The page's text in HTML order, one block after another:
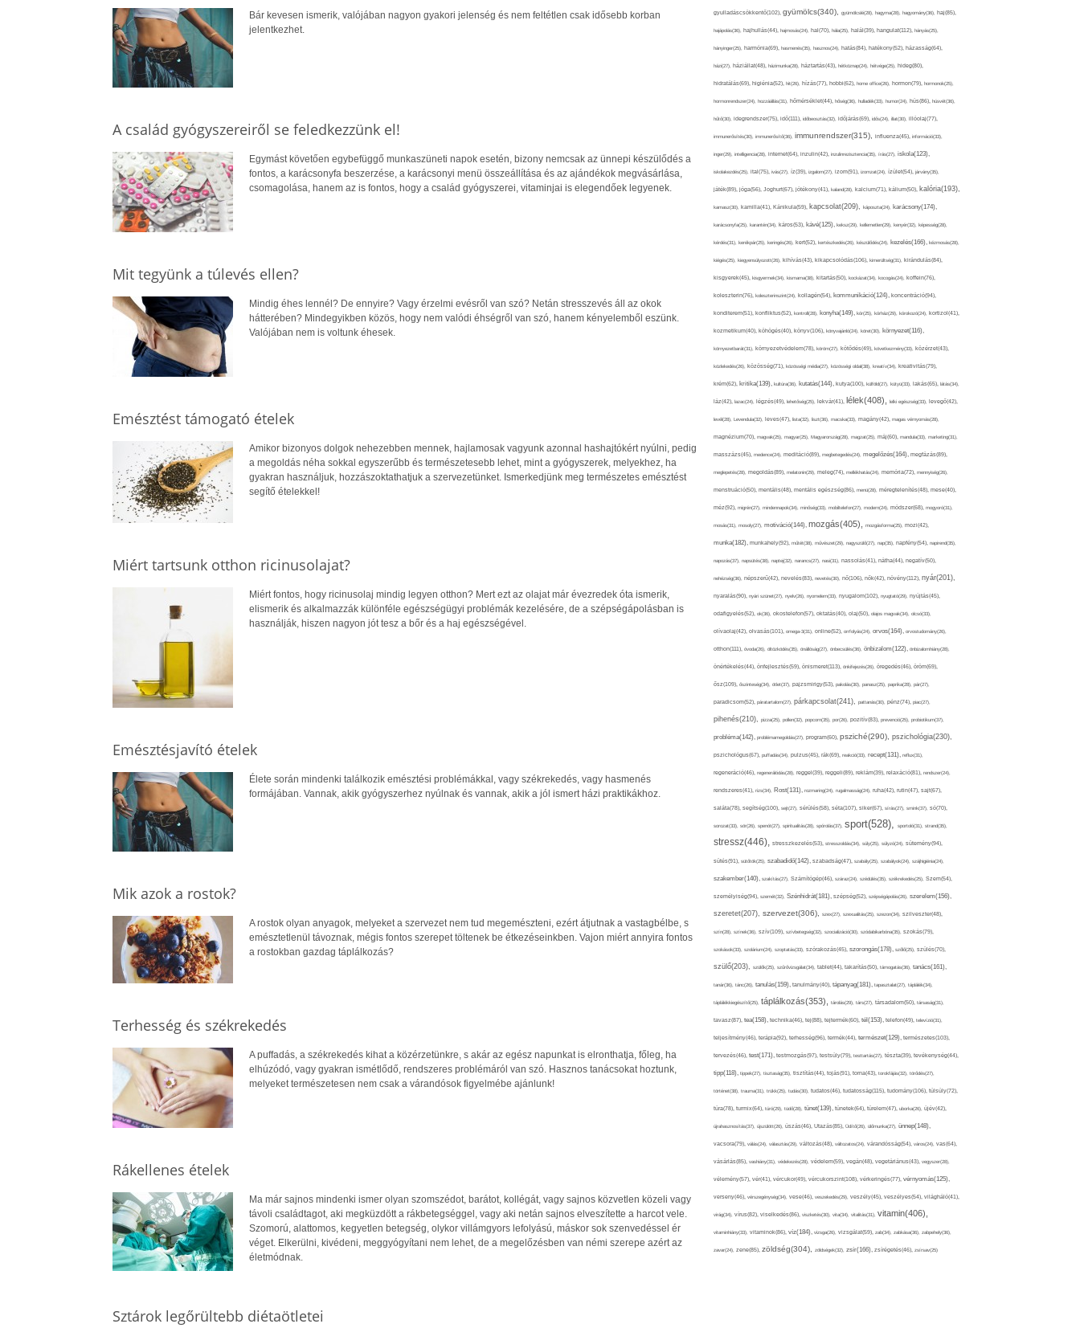
Bár kevesen ismerik, valójában nagyon gyakori jelenség és nem feltétlen csak idősebb korban
jelentkezhet.
A család gyógyszereiről se feledkezzünk el!
Egymást követően egybefüggő munkaszüneti napok esetén, bizony nemcsak az ünnepi készülődés a
fontos, a karácsonyfa beszerzése, a karácsonyi menü összeállítása és az ajándékok megvásárlása,
csomagolása, hanem az is fontos, hogy a család gyógyszerei, vitaminjai is elegendőek legyenek.
Mit tegyünk a túlevés ellen?
Mindig éhes lennél? De ennyire? Vagy érzelmi evésről van szó? Netán stresszevés áll az okok
hátterében? Mindegyikben közös, hogy nem valódi éhségről van szó, hanem kényelemből eszünk.
Valójában nem is voltunk éhesek.
Emésztést támogató ételek
Amikor bizonyos dolgok nehezebben mennek, hajlamosak vagyunk azonnal hashajtókért nyúlni, pedig
a megoldás néha sokkal egyszerűbb és természetesebb lehet, mint a gyógyszerek, melyekhez, ha
gyakran használjuk, hozzászoktathatjuk a szervezetünket. Ismerkedjünk meg természetes emésztést
segítő ételekkel!
Miért tartsunk otthon ricinusolajat?
Miért fontos, hogy ricinusolaj mindig legyen otthon? Mert ezt az olajat már évezredek óta ismerik,
elismerik és alkalmazzák különféle egészségügyi problémák kezelésére, de a szépségápolásban is
használják, hiszen nagyon jót tesz a bőr és a haj egészségével.
Emésztésjavító ételek
Élete során mindenki találkozik emésztési problémákkal, vagy székrekedés, vagy hasmenés
formájában. Vannak, akik gyógyszerhez nyúlnak és vannak, akik a jól ismert házi praktikákhoz.
Mik azok a rostok?
A rostok olyan anyagok, melyeket a szervezet nem tud megemészteni, ezért átjutnak a vastagbélbe, s
emésztetlenül távoznak, mégis fontos szerepet töltenek be étkezéseinkben. Vajon miért annyira fontos
a rostokban gazdag táplálkozás?
Terhesség és székrekedés
A puffadás, a székrekedés kihat a közérzetünkre, s akár az egész napunkat is elronthatja, főleg, ha
elhúzódó, vagy gyakran ismétlődő, rendszeres problémáról van szó. Hasznos tanácsokat hoztunk,
melyeket természetesen nem csak a várandósok figyelmébe ajánlunk!
Rákellenes ételek
Ma már sajnos mindenki ismer olyan szomszédot, barátot, kollégát, vagy sajnos közvetlen közeli vagy
távoli családtagot, aki megküzdött a rákbetegséggel, vagy aki netán sajnos elveszítette a harcot vele.
Szomorú, alattomos, kegyetlen betegség, olykor villámgyors lefolyású, máskor sok szenvedéssel ér
véget. Elkerülni, kivédeni, meggyógyítani nem lehet, de a megelőzésben van némi szerepe azért az
életmódnak.
Sztárok legőrültebb diétaötletei
gyulladáscsökkentő(102), gyümölcs(340), gyümölcslé(28), hagyma(28), hagyomány(36), haj(85),
hajápolás(36), hajhullás(44), hajmosás(24), hal(70), hála(25), halál(39), hangulat(112), hányás(25),
hányinger(25), harmónia(69), hasmenés(35), hasznos(24), hatás(84), hatékony(52), házasság(64),
házi(27), háziállat(48), házimunka(28), háztartás(43), hétköznap(24), hétvége(25), hideg(80),
hidratálás(69), higiénia(52), hit(26), hízás(77), hobbi(62), home office(26), hormon(79), hormonok(25),
hormonrendszer(24), hozzáállás(31), hőmérséklet(44), hőség(36), hulladék(33), humor(24), hús(86), húsvét(36),
hűtő(30), idegrendszer(75), idő(111), időbeosztás(32), időjárás(69), idős(24), illat(30), illóolaj(77),
immunerősítés(30), immunerősítő(36), immunrendszer(315), influenza(45), információ(33),
inger(29), intelligencia(28), internet(64), inzulin(42), inzulinrezisztencia(35), írás(27), iskola(123),
iskolakezdés(25), ital(75), ivás(27), íz(39), izgalom(27), izom(91), izomzat(24), ízület(54), járvány(35),
játék(89), jóga(56), Joghurt(67), jótékony(41), kaland(28), kalcium(71), kálium(50), kalória(193),
kamasz(30), kamilla(41), Kánikula(59), kapcsolat(209), káposzta(24), karácsony(174),
karácsonyfa(25), karantén(34), káros(53), kávé(125), keksz(29), kellemetlen(29), kenyér(32), képesség(28),
kérdés(31), kerékpár(25), keringés(26), kert(52), kertészkedés(26), készülődés(24), kezelés(166), kézmosás(28),
kiégés(25), kiegyensúlyozott(26), kihívás(43), kikapcsolódás(106), kimerültség(31), kirándulás(84),
kisgyerek(45), kisgyermek(34), kismama(38), kitartás(50), kockázat(34), kocogás(24), koffein(76),
koleszterin(76), koleszterinszint(24), kollagén(54), kommunikáció(124), koncentráció(94),
konditerem(51), konfliktus(52), kontroll(28), konyha(149), kór(25), kórház(29), kórokozó(24), kortizol(41),
kozmetikum(40), köhögés(40), könyv(106), könyvajánló(24), köret(30), környezet(116),
környezetbarát(31), környezetvédelem(78), köröm(27), kötődés(49), következmény(33), közérzet(43),
közlekedés(26), közösség(71), közösségi média(27), közösségi oldal(38), kreatív(34), kreativitás(79),
krém(62), kritika(139), kultúra(36), kutatás(144), kutya(100), külföld(27), kütyü(33), lakás(65), látás(34),
láz(42), lazac(24), légzés(49), lehetőség(25), lekvár(41), lélek(408), lelki egészség(33), levegő(42),
levél(28), Levendula(32), leves(47), lista(32), liszt(36), macska(33), magány(42), magas vérnyomás(28),
magnézium(70), magvak(25), magyar(25), Magyarország(28), magzat(25), máj(60), mandula(33), marketing(31),
masszázs(45), medence(24), meditáció(89), megbetegedés(24), megelőzés(164), megfázás(89),
meglepetés(28), megoldás(89), melatonin(29), meleg(74), mellékhatás(24), memória(72), mennyiség(26),
menstruáció(50), mentális(48), mentális egészség(86), menü(28), méregtelenítés(48), mese(40),
méz(92), migrén(27), mindennapok(34), minőség(33), mobiltelefon(27), modern(24), módszer(68), mogyoró(31),
mosás(31), mosoly(27), motiváció(144), mozgás(405), mozgásforma(25), mozi(42),
munka(182), munkahely(92), műtét(38), művészet(29), nagyszülő(27), nap(35), napfény(54), napirend(35),
napozás(37), napsütés(38), naptej(32), narancs(27), nasi(31), nassolás(41), nátha(44), negatív(50),
nehézség(36), népszerű(42), nevelés(83), nevetés(30), nő(106), nők(42), növény(112), nyár(201),
nyaralás(90), nyári szünet(27), nyelv(26), nyomelem(33), nyugalom(102), nyugtató(29), nyújtás(45),
odafigyelés(52), ok(36), okostelefon(57), oktatás(40), olaj(50), olajos magvak(34), olcsó(33),
olívaolaj(42), olvasás(101), omega-3(31), online(52), orrfolyás(24), orvos(164), orvostudomány(26),
otthon(111), óvoda(26), öltözködés(35), önállóság(27), önbecsülés(36), önbizalom(122), önbizalomhiány(28),
önértékelés(44), önfejlesztés(59), önismeret(113), önkifejezés(26), öregedés(46), öröm(69),
ősz(109), őszinteség(34), ötlet(37), pajzsmirigy(53), pakolás(30), panasz(25), paprika(28), pár(27),
paradicsom(52), páratartalom(27), párkapcsolat(241), pattanás(30), pénz(74), piac(27),
pihenés(210), pizza(25), pollen(32), popcorn(35), por(26), pozitív(83), prevenció(25), probiotikum(37),
probléma(142), problémamegoldás(27), program(60), psziché(290), pszichológia(230),
pszichológus(67), puffadás(34), pulzus(45), rák(69), reakció(33), recept(131), reflux(31),
regeneráció(46), regenerálódás(28), reggel(39), reggeli(89), reklám(39), relaxáció(81), rendszer(24),
rendszeres(41), rizs(34), Rost(131), rozmaring(24), rugalmasság(24), ruha(42), rutin(47), sajt(67),
saláta(78), segítség(100), sejt(27), sérülés(58), séta(107), siker(67), sírás(27), smink(37), só(70),
sorozat(33), sör(26), spenót(27), spiritualitás(28), spórolás(37), sport(528), sportoló(31), strand(35),
stressz(446), stresszkezelés(53), stresszoldás(34), súly(25), súlyzó(24), sütemény(94),
sütés(91), sütőtök(25), szabadidő(142), szabadság(47), szabály(25), szabályok(24), szájhigiénia(24),
szakember(140), szakítás(27), Számítógép(46), száraz(24), szédülés(35), székrekedés(25), Szem(54),
személyiség(94), szemét(32), Szénhidrát(181), szépség(52), szépségápolás(26), szerelem(156),
szeretet(207), szervezet(306), szex(27), szexualitás(25), szezon(34), szilveszter(48),
szín(28), színek(36), szív(109), szívbetegség(32), szocializáció(30), szódabikarbóna(35), szokás(79),
szokások(33), szolárium(24), szoptatás(33), szórakozás(45), szorongás(178), szőlő(25), szülés(70),
szülő(203), szülők(25), szűrővizsgálat(34), tablet(44), takarítás(50), támogatás(36), tanács(161),
tanár(36), tánc(26), tanulás(159), tanulmány(40), tápanyag(181), tapasztalat(27), táplálék(34),
táplálékkiegészítő(25), táplálkozás(353), tárolás(29), társ(27), társadalom(50), társaság(31),
tavasz(87), tea(158), technika(46), tej(88), tejtermék(60), tél(153), telefon(49), televízió(31),
teljesítmény(46), terápia(92), terhesség(96), termék(44), természet(129), természetes(103),
tervezés(46), test(171), testmozgás(97), testsúly(79), testtartás(27), tészta(39), tevékenység(44),
tipp(118), tippek(27), tisztaság(35), tisztítás(44), tojás(91), torna(43), torokfájás(32), törődés(27),
történet(38), trauma(31), trükk(25), tudás(30), tudatos(46), tudatosság(115), tudomány(106), túlsúly(72),
túra(78), turmix(64), túró(29), tüdő(28), tünet(139), tünetek(64), türelem(47), uborka(26), újév(42),
újrahasznosítás(37), újszülött(26), úszás(46), Utazás(85), Üdítő(26), ülőmunka(27), ünnep(148),
vacsora(79), válás(24), választás(29), változás(48), változatos(24), várandósság(54), város(24), vas(64),
vásárlás(85), vashiány(31), védekezés(28), védelem(59), vegán(48), vegetáriánus(43), vegyszer(28),
vélemény(57), vér(41), vércukor(49), vércukorszint(108), vérkeringés(77), vérnyomás(125),
verseny(46), vérszegénység(34), vese(46), veszekedés(29), veszély(45), veszélyes(54), világháló(41),
virág(34), vírus(82), viselkedés(86), viszketés(30), vita(34), vitalitás(31), vitamin(406),
vitaminhiány(33), vitaminok(86), víz(184), vizsga(26), vizsgálat(59), zab(34), zabkása(36), zabpehely(36),
zavar(24), zene(85), zöldség(304), zöldségek(32), zsír(166), zsírégetés(46), zsírsav(25)